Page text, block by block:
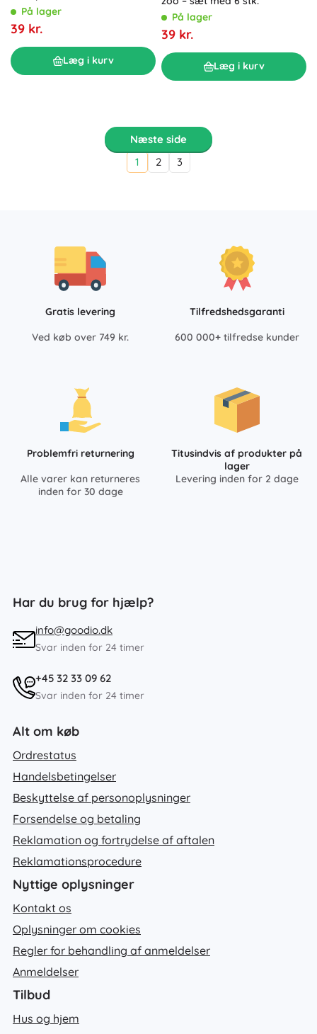
På lager
39 kr.
Læg i kurv
På lager
39 kr.
Læg i kurv
Næste side
1
2 3
Gratis levering
Ved køb over 749 kr.
Tilfredshedsgaranti
600 000+ tilfredse kunder
Problemfri returnering
Alle varer kan returneres
inden for 30 dage
Titusindvis af produkter på
lager
Levering inden for 2 dage
Har du brug for hjælp?
info@goodio.dk
Svar inden for 24 timer
+45 32 33 09 62
Svar inden for 24 timer
Alt om køb
Ordrestatus
Handelsbetingelser
Beskyttelse af personoplysninger
Forsendelse og betaling
Reklamation og fortrydelse af aftalen
Reklamationsprocedure
Nyttige oplysninger
Kontakt os
Oplysninger om cookies
Regler for behandling af anmeldelser
Anmeldelser
Tilbud
Hus og hjem